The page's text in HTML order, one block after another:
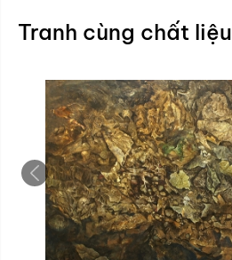
Tranh cùng chất liệu